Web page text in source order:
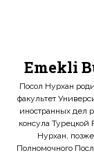
Emekli
Посол Нурхан
факультет
иностранных дел
консула
Нурхан,
Полномочного